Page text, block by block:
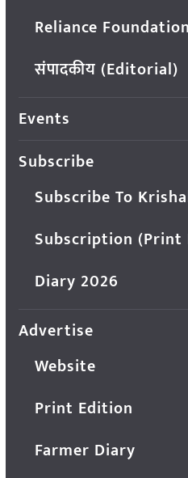
Reliance
संपादकीय (Editorial)
Events
Subscribe
Subscribe To
Subscription (Print
Diary 2026
Advertise
Website
Print Edition
Farmer Diary